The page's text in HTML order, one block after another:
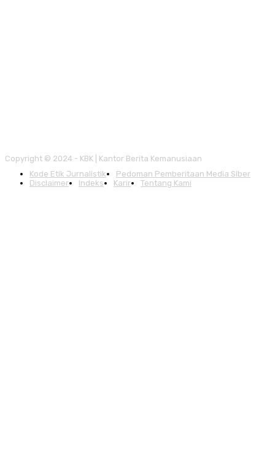
Copyright © 2024 - KBK | Kantor Berita Kemanusiaan
Kode Etik Jurnalistik
Pedoman Pemberitaan Media Siber
Disclaimer
Indeks Karir Tentang Kami